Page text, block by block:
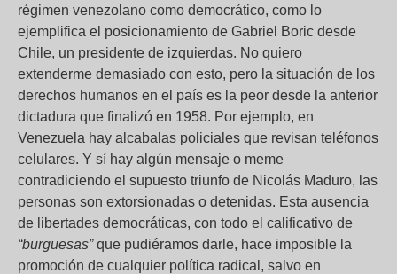
régimen venezolano como democrático, como lo
ejemplifica el posicionamiento de Gabriel Boric desde
Chile, un presidente de izquierdas. No quiero
extenderme demasiado con esto, pero la situación de los
derechos humanos en el país es la peor desde la anterior
dictadura que finalizó en 1958. Por ejemplo, en
Venezuela hay alcabalas policiales que revisan teléfonos
celulares. Y sí hay algún mensaje o meme
contradiciendo el supuesto triunfo de Nicolás Maduro, las
personas son extorsionadas o detenidas. Esta ausencia
de libertades democráticas, con todo el calificativo de
“burguesas”que pudiéramos darle, hace imposible la
promoción de cualquier política radical, salvo en